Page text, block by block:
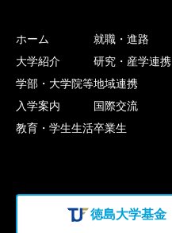
ホーム
大学紹介
学部・大学院等
入学案内
教育・学生生活
就職・進路
研究・産学連携
地域連携
国際交流
卒業生
徳島大学基金